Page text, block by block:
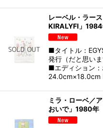
レーベル・ラー
KIRALYFI」
■タイトル：
発行（だと思い
■エディション
ミラ・ローベ／
おいで」1980年